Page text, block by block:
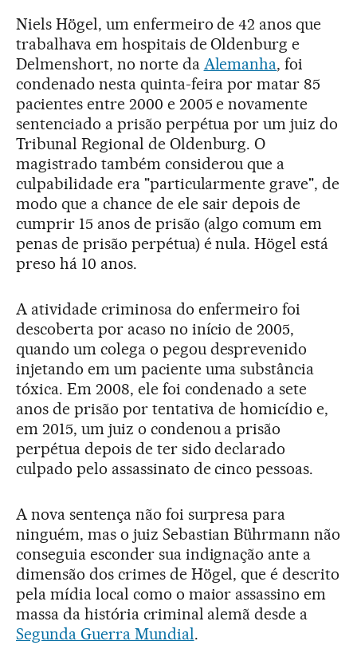
Niels Högel, um enfermeiro de 42 anos que
trabalhava em hospitais de Oldenburg e
Delmenshort, no norte da Alemanha, foi
condenado nesta quinta-feira por matar 85
pacientes entre 2000 e 2005 e novamente
sentenciado a prisão perpétua por um juiz do
Tribunal Regional de Oldenburg. O
magistrado também considerou que a
culpabilidade era "particularmente grave", de
modo que a chance de ele sair depois de
cumprir 15 anos de prisão (algo comum em
penas de prisão perpétua) é nula. Högel está
preso há 10 anos.
A atividade criminosa do enfermeiro foi
descoberta por acaso no início de 2005,
quando um colega o pegou desprevenido
injetando em um paciente uma substância
tóxica. Em 2008, ele foi condenado a sete
anos de prisão por tentativa de homicídio e,
em 2015, um juiz o condenou a prisão
perpétua depois de ter sido declarado
culpado pelo assassinato de cinco pessoas.
A nova sentença não foi surpresa para
ninguém, mas o juiz Sebastian Bührmann não
conseguia esconder sua indignação ante a
dimensão dos crimes de Högel, que é descrito
pela mídia local como o maior assassino em
massa da história criminal alemã desde a
Segunda Guerra Mundial.